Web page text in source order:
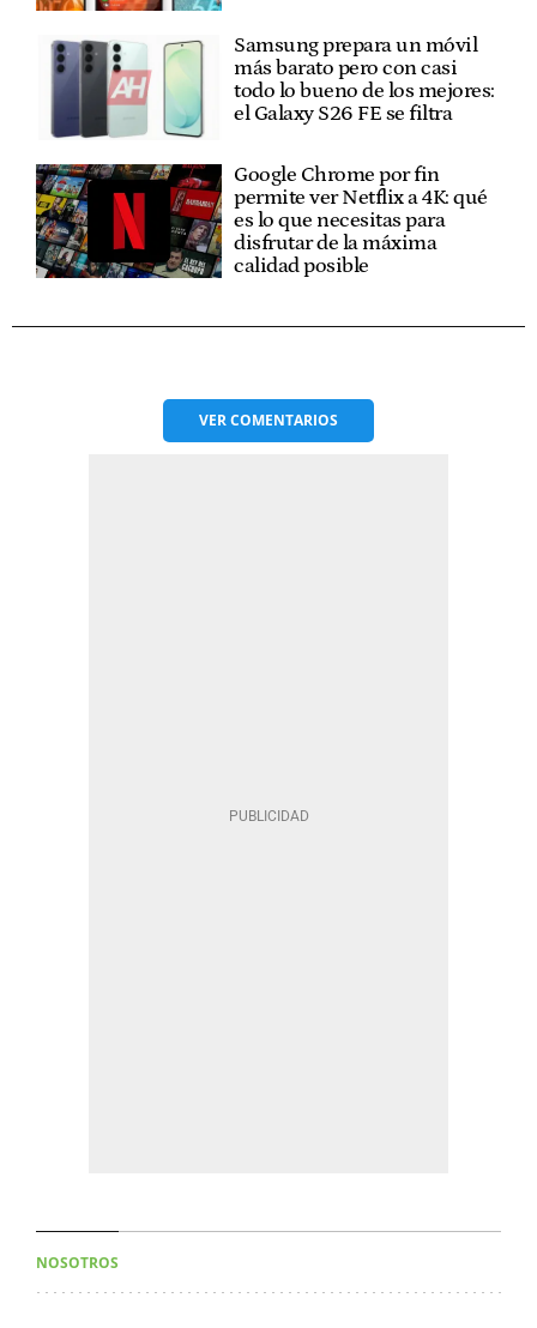
Samsung prepara un móvil
más barato pero con casi
todo lo bueno de los mejores:
el Galaxy S26 FE se filtra
Google Chrome por fin
permite ver Netflix a 4K: qué
es lo que necesitas para
disfrutar de la máxima
calidad posible
VERCOMENTARIOS
NOSOTROS